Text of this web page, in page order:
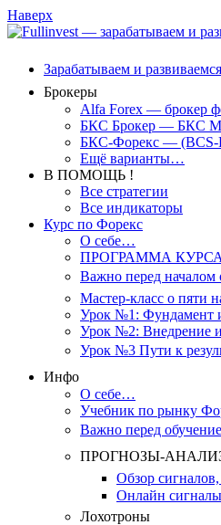
Наверх
Зарабатываем и развиваемся
Брокеры
Alfa Forex — брокер
БКС Брокер — БКС
БКС-Форекс — (BCS-
Ещё варианты…
В ПОМОЩЬ !
Все стратегии
Все индикаторы
Курс по Форекс
О себе…
ПРОГРАММА КУРСА
Важно перед началом
Мастер-класс о пяти
Урок №1: Фундамент
Урок №2: Внедрение и
Урок №3 Пути к
Инфо
О себе…
Учебник по рынку
Важно перед
ПРОГНОЗЫ-
Обзор
Онлайн сигналы
Лохотроны